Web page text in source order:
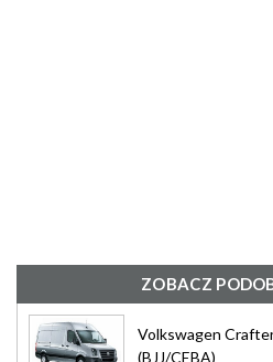
ZOBACZ
Volkswagen
(BJJ/CEBA)